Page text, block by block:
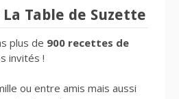
Table de Suzette
plus de 900 recettes de
invités !
ou entre amis mais aussi